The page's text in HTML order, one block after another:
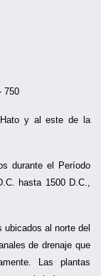
750
y al este de la
durante el Período
hasta 1500 D.C.,
al norte del
de drenaje que
Las plantas